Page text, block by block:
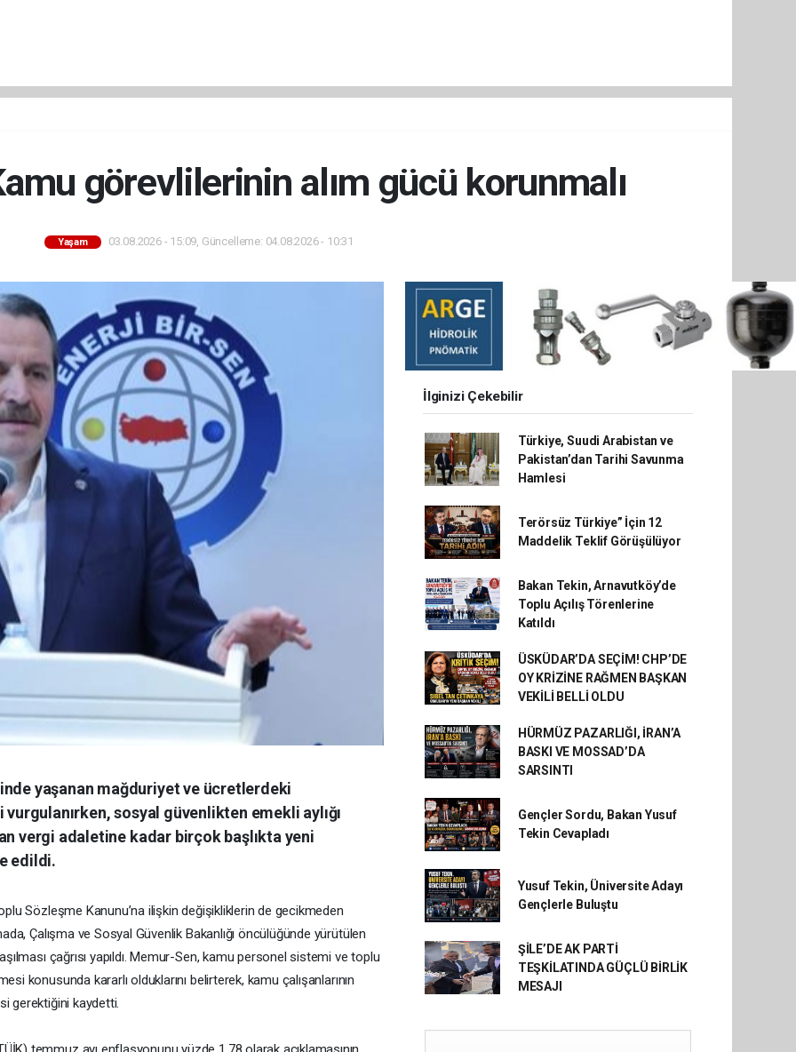
görevlilerinin alım gücü korunmalı
Yaşam 03.08.2026 - 15:09, Güncelleme: 04.08.2026 - 10:31
yaşanan mağduriyet ve ücretlerdeki
sosyal güvenlikten emekli aylığı
vergi adaletine kadar birçok başlıkta yeni
edildi.
Sözleşme Kanunu’na ilişkin değişikliklerin de gecikmeden
Çalışma ve Sosyal Güvenlik Bakanlığı öncülüğünde yürütülen
çağrısı yapıldı. Memur-Sen, kamu personel sistemi ve toplu
konusunda kararlı olduklarını belirterek, kamu çalışanlarının
gerektiğini kaydetti.
İlginizi Çekebilir
Türkiye, Suudi Arabistan ve
Pakistan’dan Tarihi Savunma
Hamlesi
Terörsüz Türkiye” İçin 12
Maddelik Teklif Görüşülüyor
Bakan Tekin, Arnavutköy’de
Toplu Açılış Törenlerine
Katıldı
ÜSKÜDAR’DA SEÇİM! CHP’DE
OY KRİZİNE RAĞMEN BAŞKAN
VEKİLİ BELLİ OLDU
HÜRMÜZ PAZARLIĞI, İRAN’A
BASKI VE MOSSAD’DA
SARSINTI
Gençler Sordu, Bakan Yusuf
Tekin Cevapladı
Yusuf Tekin, Üniversite Adayı
Gençlerle Buluştu
ŞİLE’DE AK PARTİ
TEŞKİLATINDA GÜÇLÜ BİRLİK
MESAJI